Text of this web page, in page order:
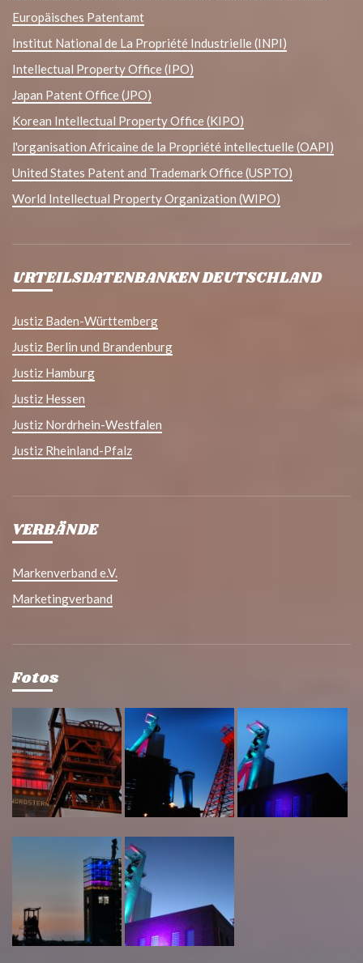
Europäisches Patentamt
Institut National de La Propriété Industrielle (INPI)
Intellectual Property Office (IPO)
Japan Patent Office (JPO)
Korean Intellectual Property Office (KIPO)
l'organisation Africaine de la Propriété intellectuelle (OAPI)
United States Patent and Trademark Office (USPTO)
World Intellectual Property Organization (WIPO)
URTEILSDATENBANKEN DEUTSCHLAND
Justiz Baden-Württemberg
Justiz Berlin und Brandenburg
Justiz Hamburg
Justiz Hessen
Justiz Nordrhein-Westfalen
Justiz Rheinland-Pfalz
VERBÄNDE
Markenverband e.V.
Marketingverband
Fotos